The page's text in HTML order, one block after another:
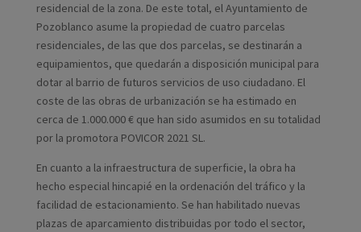
residencial de la zona. De este total, el Ayuntamiento de
Pozoblanco asume la propiedad de cuatro parcelas
residenciales, de las que dos parcelas, se destinarán a
equipamientos, que quedarán a disposición municipal para
dotar al barrio de futuros servicios de uso ciudadano. El
coste de las obras de urbanización se ha estimado en
cerca de 1.000.000 € que han sido asumidos en su totalidad
por la promotora POVICOR 2021 SL.
En cuanto a la infraestructura de superficie, la obra ha
hecho especial hincapié en la ordenación del tráfico y la
facilidad de estacionamiento. Se han habilitado nuevas
plazas de aparcamiento distribuidas por todo el sector,